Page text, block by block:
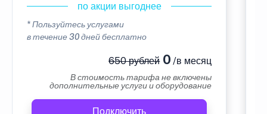
по акции выгоднее
* Пользуйтесь услугами
в течение 30 дней бесплатно
650 рублей0 /в месяц
В стоимость тарифа не включены
дополнительные услуги и оборудование
Подключить